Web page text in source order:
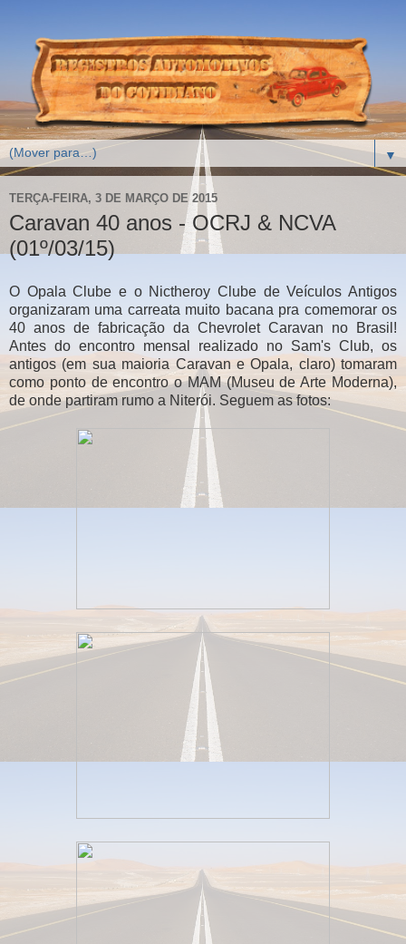
▼
TERÇA-FEIRA, 3 DE MARÇO DE 2015
Caravan 40 anos - OCRJ & NCVA
(01º/03/15)
O Opala Clube e o Nictheroy Clube de Veículos Antigos
organizaram uma carreata muito bacana pra comemorar os
40 anos de fabricação da Chevrolet Caravan no Brasil!
Antes do encontro mensal realizado no Sam's Club, os
antigos (em sua maioria Caravan e Opala, claro) tomaram
como ponto de encontro o MAM (Museu de Arte Moderna),
de onde partiram rumo a Niterói. Seguem as fotos: